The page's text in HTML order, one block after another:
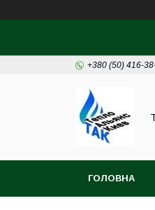
+380 (50) 416-
ГОЛОВНА